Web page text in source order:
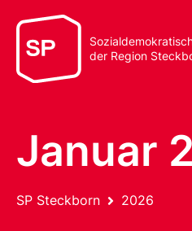
der Region
Januar
SP Steckborn 2026